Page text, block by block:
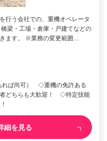
行う会社での、重機オペレータ
梁・工場・倉庫・戸建てなどの
ます。 ※業務の変更範囲…
れば尚可） ◇重機の免許ある
どちらも大歓迎！ ◇特定技能
細を見る